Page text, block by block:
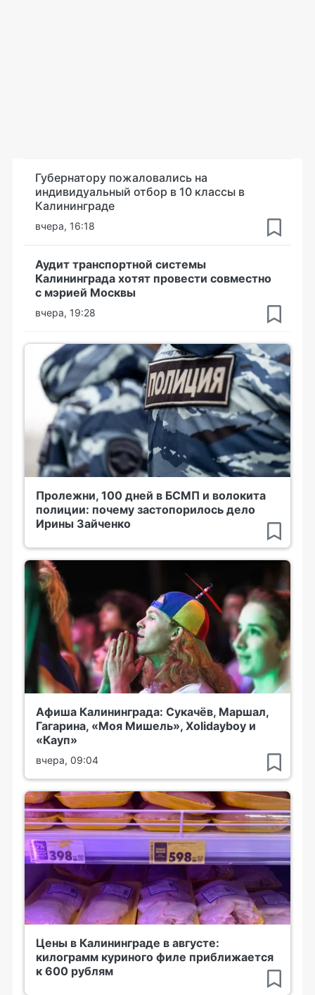
Губернатору пожаловались на
индивидуальный отбор в 10 классы в
Калининграде
вчера, 16:18
Аудит транспортной системы
Калининграда хотят провести совместно
с мэрией Москвы
вчера, 19:28
Пролежни, 100 дней в БСМП и волокита
полиции: почему застопорилось дело
Ирины Зайченко
Афиша Калининграда: Сукачёв, Маршал,
Гагарина, «Моя Мишель», Xolidayboy и
«Кауп»
вчера, 09:04
Цены в Калининграде в августе:
килограмм куриного филе приближается
к 600 рублям